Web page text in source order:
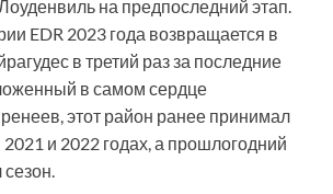
на предпоследний этап.
EDR 2023 года возвращается в
в третий раз за последние
в самом сердце
этот район ранее принимал
2021 и 2022 годах, а прошлогодний